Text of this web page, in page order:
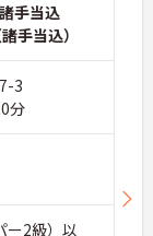
手当込
手当込）
3
分
ー2級）以